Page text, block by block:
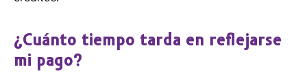
¿Cuánto tiempo tarda en reflejarse
mi pago?